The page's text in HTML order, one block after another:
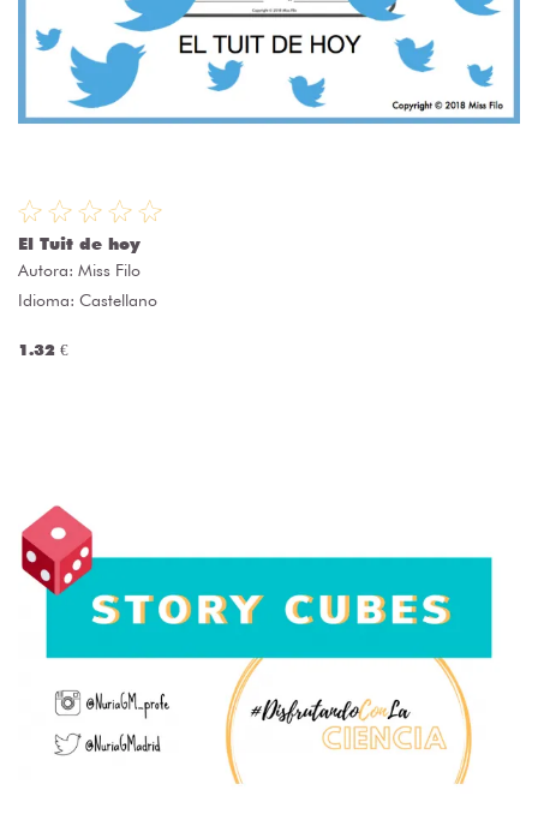
El Tuit de hoy
Autora: Miss Filo
Idioma: Castellano
1.32 €